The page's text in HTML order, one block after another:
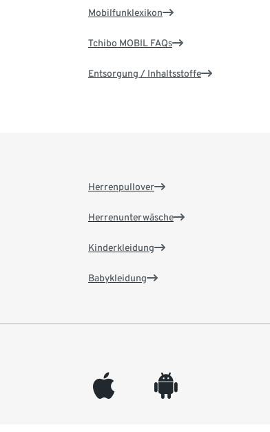
Mobilfunklexikon
Tchibo MOBIL FAQs
Entsorgung / Inhaltsstoffe
Herrenpullover
Herrenunterwäsche
Kinderkleidung
Babykleidung
appleinc android